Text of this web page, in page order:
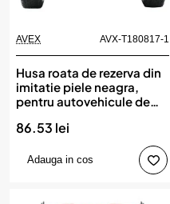
AVEX AVX-T180817-1
Husa roata de rezerva din
imitatie piele neagra,
pentru autovehicule de
86.53 lei
Adauga in cos